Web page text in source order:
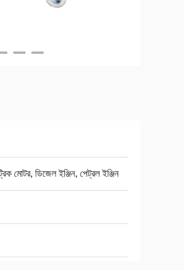
মোটর, ডিজেল ইঞ্জিন, পেট্রল ইঞ্জিন